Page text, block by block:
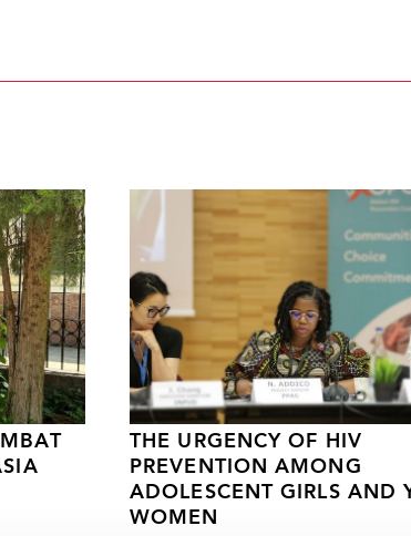
THE URGENCY OF HIV
PREVENTION AMONG
ADOLESCENT GIRLS AND
WOMEN